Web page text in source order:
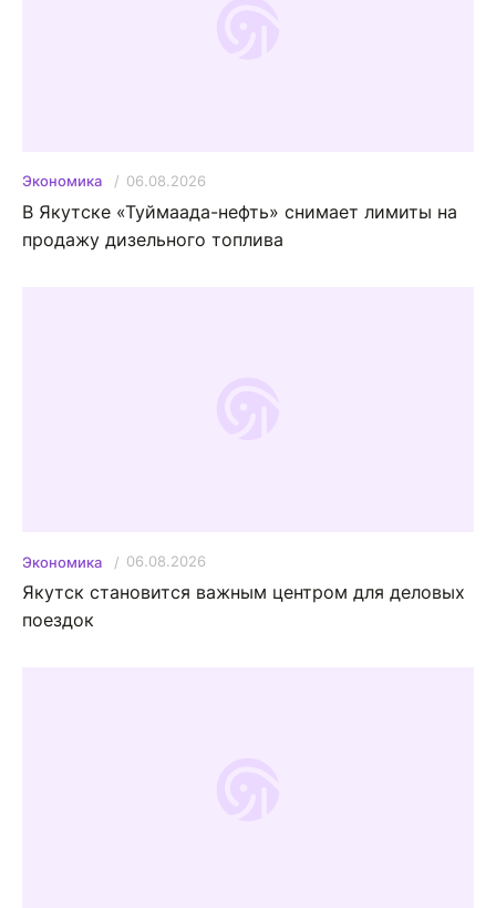
Экономика 06.08.2026
В Якутске «Туймаада-нефть» снимает лимиты на
продажу дизельного топлива
Экономика 06.08.2026
Якутск становится важным центром для деловых
поездок